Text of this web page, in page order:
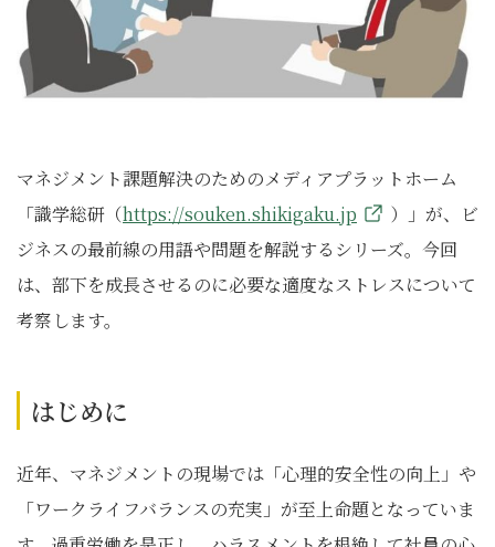
マネジメント課題解決のためのメディアプラットホーム
「識学総研（https://souken.shikigaku.jp
）」が、ビ
ジネスの最前線の用語や問題を解説するシリーズ。今回
は、部下を成長させるのに必要な適度なストレスについて
考察します。
はじめに
近年、マネジメントの現場では「心理的安全性の向上」や
「ワークライフバランスの充実」が至上命題となっていま